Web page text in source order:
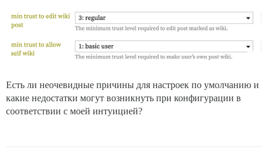
Есть ли неочевидные причины для настроек по умолчанию и
какие недостатки могут возникнуть при конфигурации в
соответствии с моей интуицией?